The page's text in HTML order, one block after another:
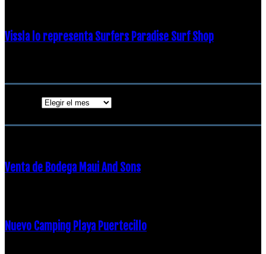
Vissla lo representa Surfers Paradise Surf Shop
Venta de Bodega Maui And Sons
Nuevo Camping Playa Puertecillo